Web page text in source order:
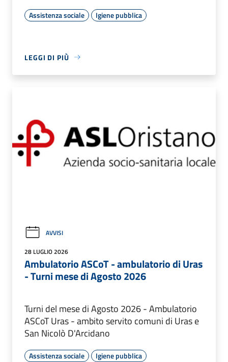
Assistenza sociale Igiene pubblica
LEGGI DI PIÙ
AVVISI
28 LUGLIO 2026
Ambulatorio ASCoT - ambulatorio di Uras
- Turni mese di Agosto 2026
Turni del mese di Agosto 2026 - Ambulatorio
ASCoT Uras - ambito servito comuni di Uras e
San Nicolò D'Arcidano
Assistenza sociale Igiene pubblica